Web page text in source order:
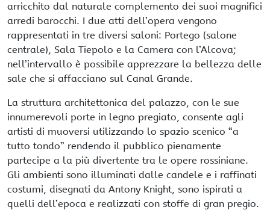
arricchito dal naturale complemento dei suoi magnifici
arredi barocchi. I due atti dell’opera vengono
rappresentati in tre diversi saloni: Portego (salone
centrale), Sala Tiepolo e la Camera con l’Alcova;
nell’intervallo è possibile apprezzare la bellezza delle
sale che si affacciano sul Canal Grande.
La struttura architettonica del palazzo, con le sue
innumerevoli porte in legno pregiato, consente agli
artisti di muoversi utilizzando lo spazio scenico “a
tutto tondo” rendendo il pubblico pienamente
partecipe a la più divertente tra le opere rossiniane.
Gli ambienti sono illuminati dalle candele e i raffinati
costumi, disegnati da Antony Knight, sono ispirati a
quelli dell’epoca e realizzati con stoffe di gran pregio.